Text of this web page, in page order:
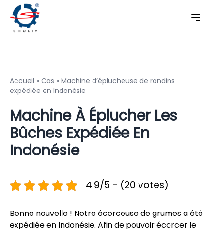
Accueil » Cas » Machine d’éplucheuse de rondins
expédiée en Indonésie
Machine À Éplucher Les
Bûches Expédiée En
Indonésie
4.9/5 - (20 votes)
Bonne nouvelle ! Notre écorceuse de grumes a été
expédiée en Indonésie. Afin de pouvoir écorcer le